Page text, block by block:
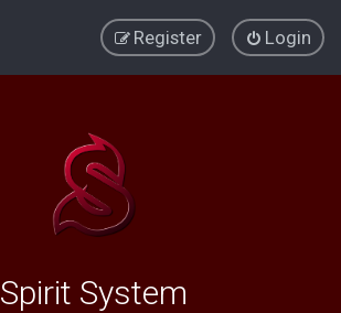
Login
Register
Spirit System